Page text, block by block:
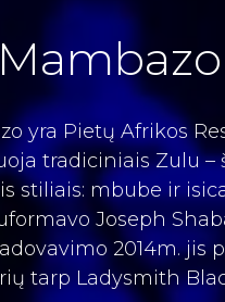
yra Pietų Afrikos
tradiciniais Zulu –
stiliais: mbube ir
Joseph
2014m. jis
tarp Ladysmith